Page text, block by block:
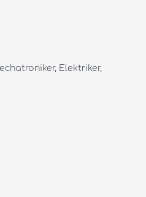
Elektriker,